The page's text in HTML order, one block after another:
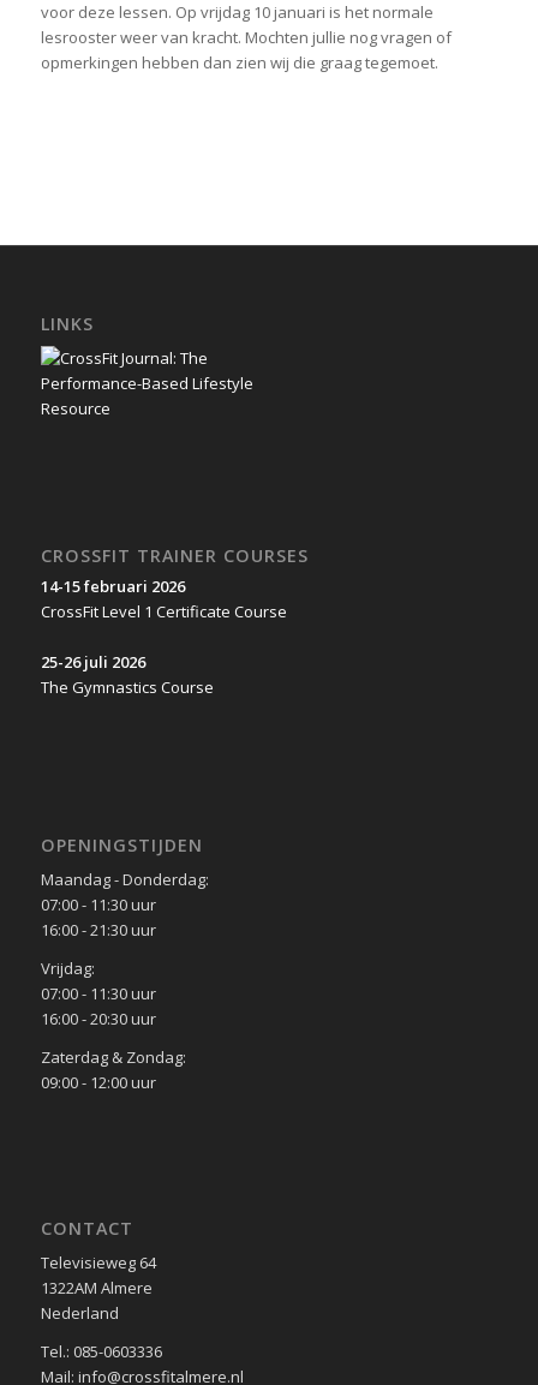
voor deze lessen. Op vrijdag 10 januari is het normale
lesrooster weer van kracht. Mochten jullie nog vragen of
opmerkingen hebben dan zien wij die graag tegemoet.
LINKS
CROSSFIT TRAINER COURSES
14-15 februari 2026
CrossFit Level 1 Certificate Course
25-26 juli 2026
The Gymnastics Course
OPENINGSTIJDEN
Maandag - Donderdag:
07:00 - 11:30 uur
16:00 - 21:30 uur
Vrijdag:
07:00 - 11:30 uur
16:00 - 20:30 uur
Zaterdag & Zondag:
09:00 - 12:00 uur
CONTACT
Televisieweg 64
1322AM Almere
Nederland
Tel.: 085-0603336
Mail: info@crossfitalmere.nl